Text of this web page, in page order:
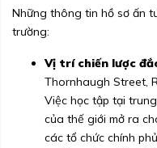
Những thông tin hồ sơ ấn
trường:
Vị trí chiến lược
Thornhaugh Street,
Việc học tập tại
của thế giới mở ra
các tổ chức chính